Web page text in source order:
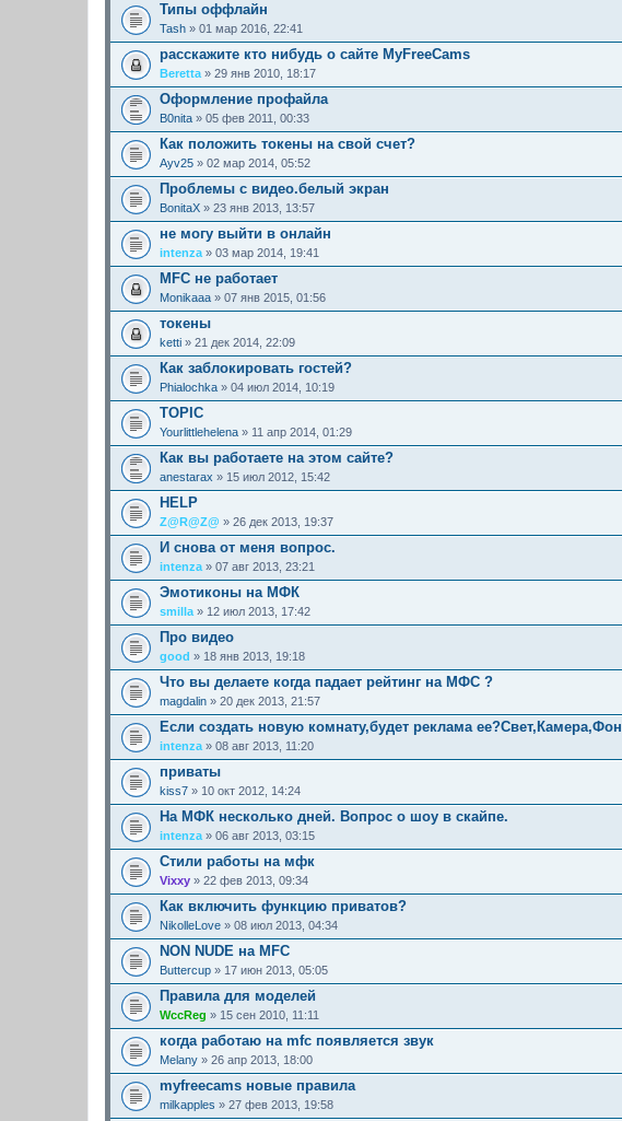
Типы оффлайн
Tash » 01 мар 2016, 22:41
расскажите кто нибудь о сайте MyFreeCams
Beretta » 29 янв 2010, 18:17
Оформление профайла
B0nita » 05 фев 2011, 00:33
Как положить токены на свой счет?
Ayv25 » 02 мар 2014, 05:52
Проблемы с видео.белый экран
BonitaX » 23 янв 2013, 13:57
не могу выйти в онлайн
intenza » 03 мар 2014, 19:41
MFC не работает
Monikaaa » 07 янв 2015, 01:56
токены
ketti » 21 дек 2014, 22:09
Как заблокировать гостей?
Phialochka » 04 июл 2014, 10:19
TOPIC
Yourlittlehelena » 11 апр 2014, 01:29
Как вы работаете на этом сайте?
anestarax » 15 июл 2012, 15:42
HELP
Z@R@Z@ » 26 дек 2013, 19:37
И снова от меня вопрос.
intenza » 07 авг 2013, 23:21
Эмотиконы на МФК
smilla » 12 июл 2013, 17:42
Про видео
good » 18 янв 2013, 19:18
Что вы делаете когда падает рейтинг на МФС ?
magdalin » 20 дек 2013, 21:57
Если создать новую комнату,будет реклама ее?Свет,Камера,Фон
intenza » 08 авг 2013, 11:20
приваты
kiss7 » 10 окт 2012, 14:24
На МФК несколько дней. Вопрос о шоу в скайпе.
intenza » 06 авг 2013, 03:15
Стили работы на мфк
Vixxy » 22 фев 2013, 09:34
Как включить функцию приватов?
NikolleLove » 08 июл 2013, 04:34
NON NUDE на MFC
Buttercup » 17 июн 2013, 05:05
Правила для моделей
WccReg » 15 сен 2010, 11:11
когда работаю на mfс появляется звук
Melany » 26 апр 2013, 18:00
myfreecams новые правила
milkapples » 27 фев 2013, 19:58